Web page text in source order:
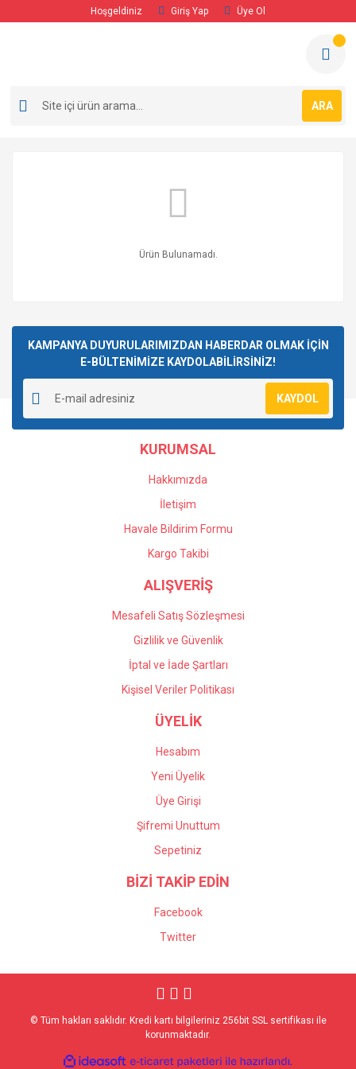
Hoşgeldiniz Giriş Yap Üye Ol
ARA
Ürün Bulunamadı.
KAMPANYA DUYURULARIMIZDAN HABERDAR OLMAK İÇİN
E-BÜLTENİMİZE KAYDOLABİLİRSİNİZ!
KAYDOL
KURUMSAL
Hakkımızda
İletişim
Havale Bildirim Formu
Kargo Takibi
ALIŞVERİŞ
Mesafeli Satış Sözleşmesi
Gizlilik ve Güvenlik
İptal ve İade Şartları
Kişisel Veriler Politikası
ÜYELİK
Hesabım
Yeni Üyelik
Üye Girişi
Şifremi Unuttum
Sepetiniz
BİZİ TAKİP EDİN
Facebook
Twitter
© Tüm hakları saklıdır. Kredi kartı bilgileriniz 256bit SSL sertifikası ile
korunmaktadır.
ideasoft e-